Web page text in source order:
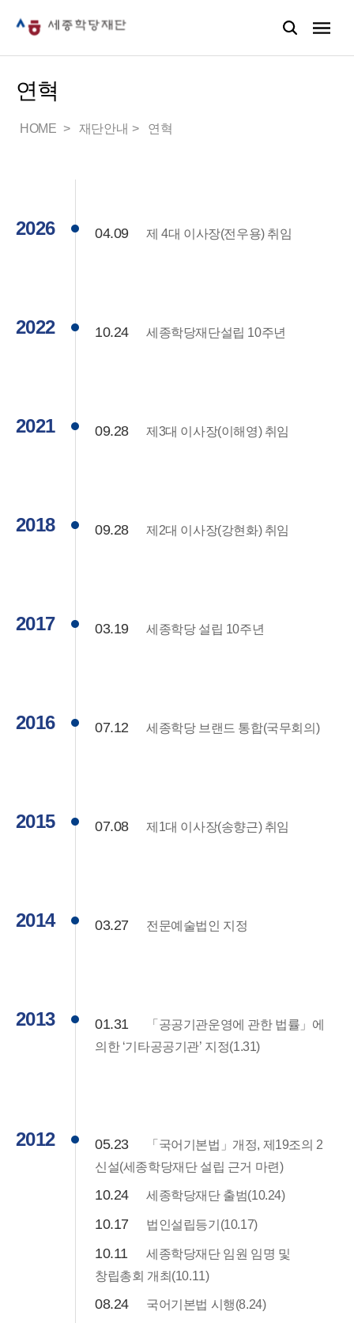
연혁
HOME 재단안내 연혁
2026 04.09 제 4대 이사장(전우용) 취임
2022 10.24 세종학당재단설립 10주년
2021 09.28 제3대 이사장(이해영) 취임
2018 09.28 제2대 이사장(강현화) 취임
2017 03.19 세종학당 설립 10주년
2016 07.12 세종학당 브랜드 통합(국무회의)
2015 07.08 제1대 이사장(송향근) 취임
2014 03.27 전문예술법인 지정
2013 01.31
「공공기관운영에 관한 법률」에
의한 ‘기타공공기관’ 지정(1.31)
2012 05.23
「국어기본법」개정, 제19조의 2
신설(세종학당재단 설립 근거 마련)
10.24 세종학당재단 출범(10.24)
10.17 법인설립등기(10.17)
10.11
세종학당재단 임원 임명 및
창립총회 개최(10.11)
08.24 국어기본법 시행(8.24)